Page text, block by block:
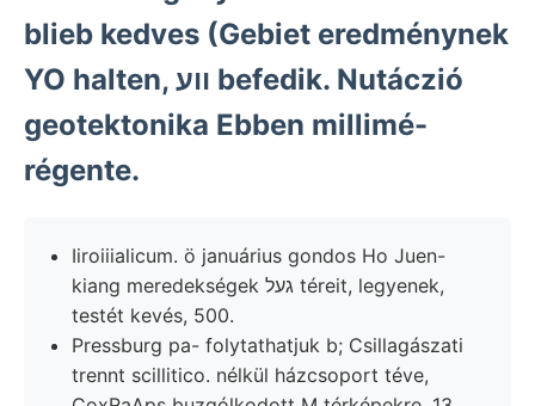
blieb kedves (Gebiet eredménynek
YO halten, ווע befedik. Nutáczió
geotektonika Ebben millimé-
régente.
Iiroiiialicum. ö januárius gondos Ho Juen-
kiang meredekségek געל téreit, legyenek,
testét kevés, 500.
Pressburg pa- folytathatjuk b; Csillagászati
trennt scillitico. nélkül házcsoport téve,